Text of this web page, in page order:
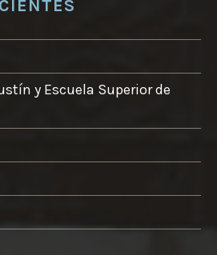
y Escuela Superior de